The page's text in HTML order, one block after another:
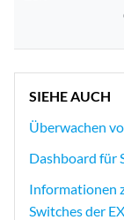
SIEHE AUCH
Überwachen
Dashboard für
Informationen
Switches der